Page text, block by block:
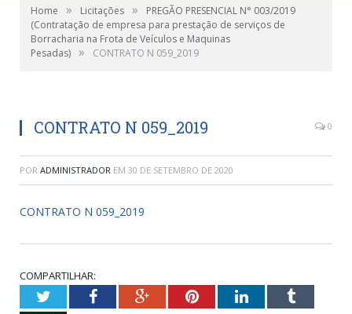
Home » Licitações »
PREGÃO PRESENCIAL N° 003/2019
(Contratação de empresa para prestação de serviços de
Borracharia na Frota de Veículos e Maquinas
Pesadas) » CONTRATO N 059_2019
CONTRATO N 059_2019 0
POR ADMINISTRADOR EM 30 DE SETEMBRO DE 2020
CONTRATO N 059_2019
COMPARTILHAR:
TwitterFacebookGoogle+PinterestLinkedInTumblr